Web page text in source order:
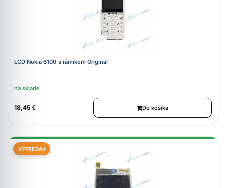
LCD Nokia 6100 s rámikom Originál
na sklade
18,45 € Do košíka
VÝPREDAJ